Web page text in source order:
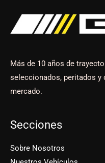
Más de 10 años de
seleccionados, peritados y
mercado.
Secciones
Sobre Nosotros